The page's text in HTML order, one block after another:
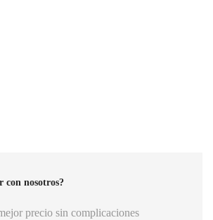
con nosotros?
precio sin complicaciones